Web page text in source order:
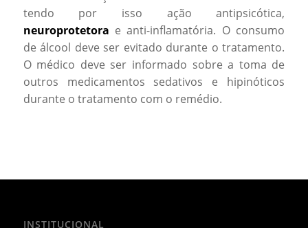
tendo por isso ação antipsicótica,
neuroprotetora e anti-inflamatória. O consumo
de álcool deve ser evitado durante o tratamento.
O médico deve ser informado sobre a toma de
outros medicamentos sedativos e hipinóticos
durante o tratamento com o remédio.
INSTITUCIONAL